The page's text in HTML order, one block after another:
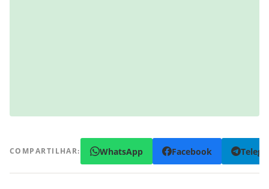
COMPARTILHAR: WhatsApp Facebook